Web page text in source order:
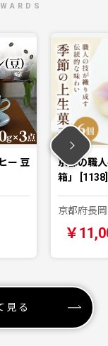
ー 豆
京都の職
箱」 [1138]
京都府長
￥
見る